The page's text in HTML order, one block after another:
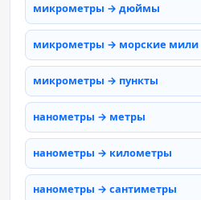
микрометры → дюймы
микрометры → морские мили
микрометры → пункты
нанометры → метры
нанометры → километры
нанометры → сантиметры